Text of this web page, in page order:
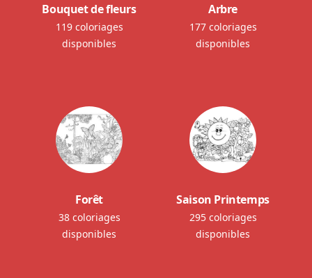
Bouquet de fleurs
119 coloriages
disponibles
Arbre
177 coloriages
disponibles
Forêt
38 coloriages
disponibles
Saison Printemps
295 coloriages
disponibles